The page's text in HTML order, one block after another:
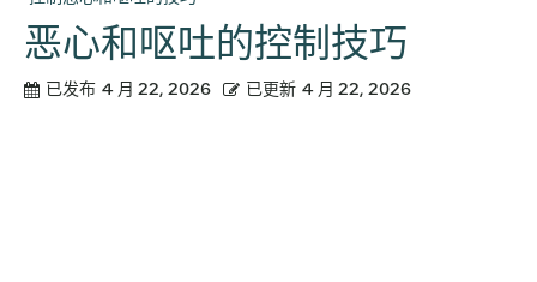
恶心和呕吐的控制技巧
已发布 4 月 22, 2026 已更新 4 月 22, 2026